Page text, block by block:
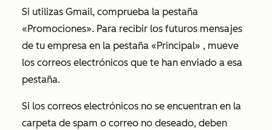
Si utilizas Gmail, comprueba la pestaña
«Promociones». Para recibir los futuros mensajes
de tu empresa en la pestaña «Principal» , mueve
los correos electrónicos que te han enviado a esa
pestaña.
Si los correos electrónicos no se encuentran en la
carpeta de spam o correo no deseado, deben